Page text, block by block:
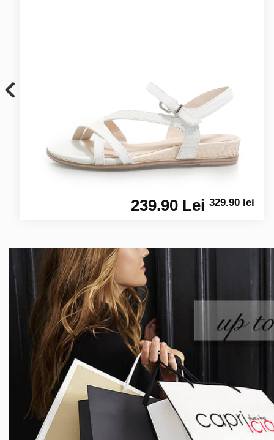
239.90 Lei329.90 lei